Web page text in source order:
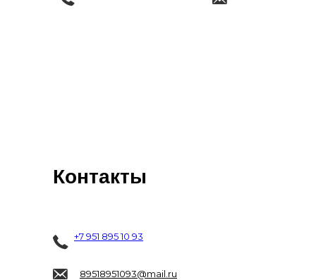
+7 951 895 10 93
89518951093@mail.ru
Контакты